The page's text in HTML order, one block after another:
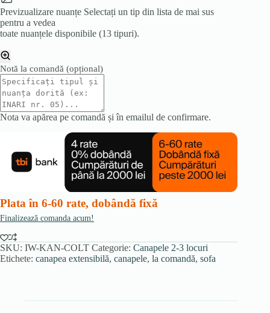
Previzualizare nuanțe Selectați un tip din lista de mai sus
pentru a vedea
toate nuanțele disponibile (13 tipuri).
Notă la comandă (opțional)
Nota va apărea pe comandă și în emailul de confirmare.
Plata în 6-60 rate, dobândă fixă
Finalizează comanda acum!
SKU: IW-KAN-COLT Categorie: Canapele 2-3 locuri
Etichete: canapea extensibilă, canapele, la comandă, sofa